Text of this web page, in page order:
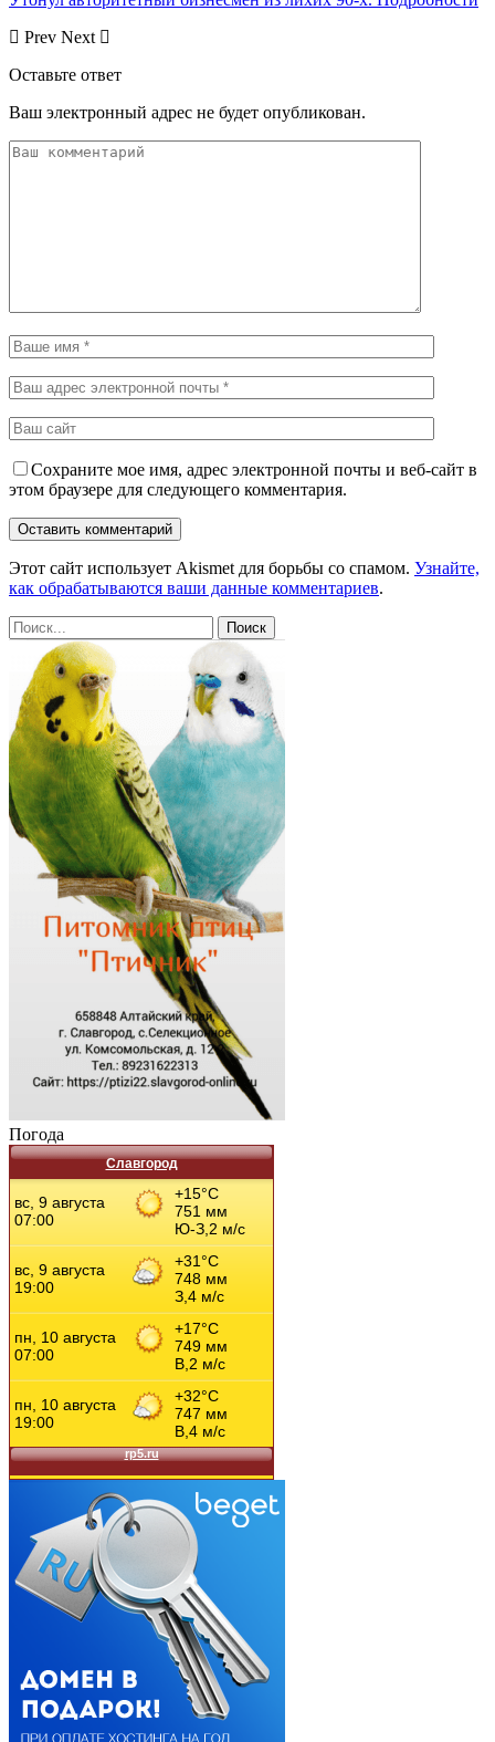
Prev Next
Оставьте ответ
Ваш электронный адрес не будет опубликован.
Сохраните мое имя, адрес электронной почты и веб-сайт в
этом браузере для следующего комментария.
Этот сайт использует Akismet для борьбы со спамом. Узнайте,
как обрабатываются ваши данные комментариев.
Погода
Славгород